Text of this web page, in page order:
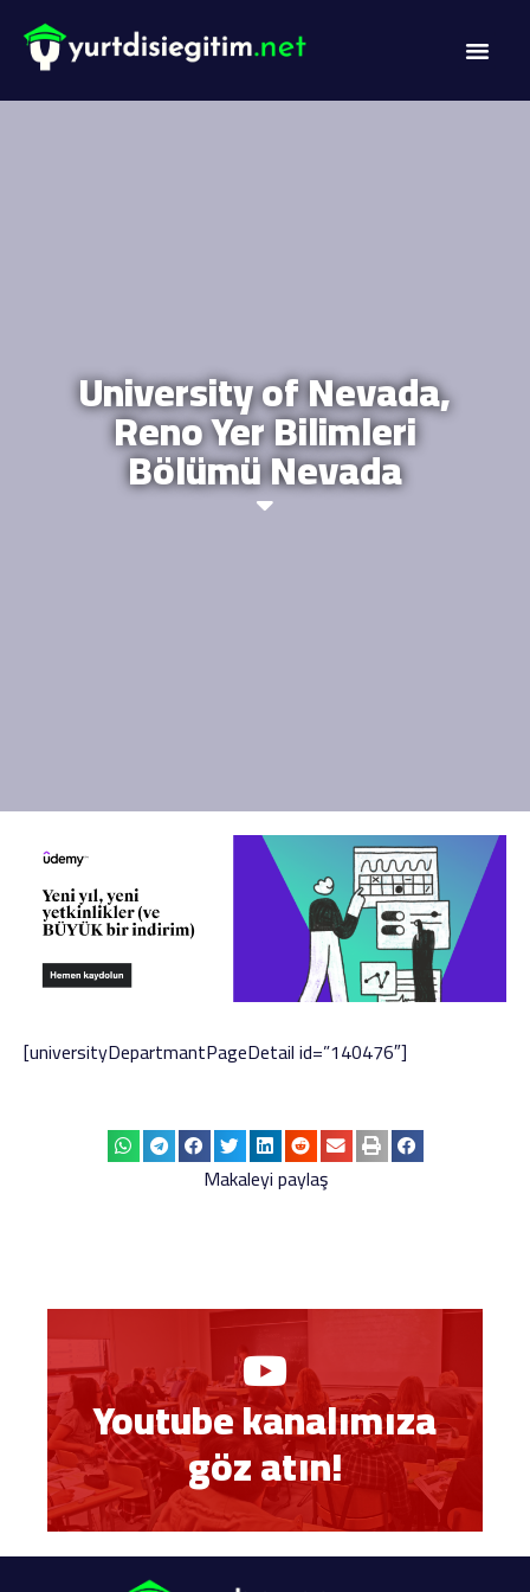
University of Nevada,
Reno Yer Bilimleri
Bölümü Nevada
[universityDepartmantPageDetail id=”140476″]
Makaleyi paylaş
Youtube kanalımıza
göz atın!